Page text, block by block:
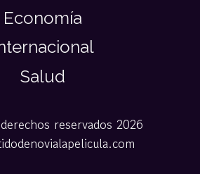
Economía
Salud
reservados 2026